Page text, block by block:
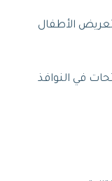
تعريض الأطفال
في النوافذ